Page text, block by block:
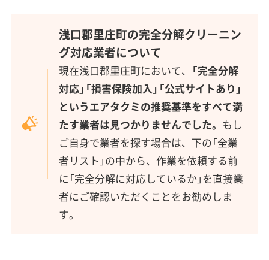
浅口郡里庄町の完全分解クリーニン
グ対応業者について
現在浅口郡里庄町において、 「完全分解
対応」「損害保険加入」「公式サイトあり」
というエアタクミの推奨基準をすべて満
たす業者は見つかりませんでした。 もし
ご自身で業者を探す場合は、下の「全業
者リスト」の中から、作業を依頼する前
に「完全分解に対応しているか」を直接業
者にご確認いただくことをお勧めしま
す。